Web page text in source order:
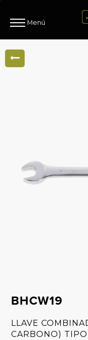
Menú
BHCW19
LLAVE
CARBONO) TIPO I